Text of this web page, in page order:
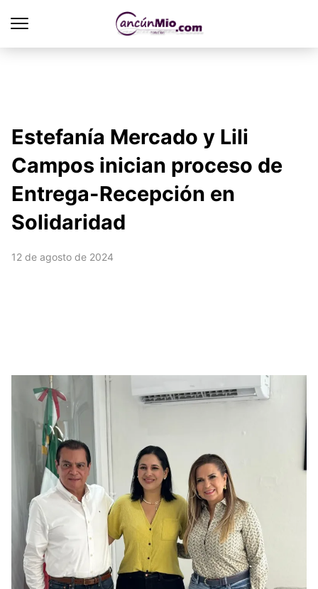
Estefanía Mercado y Lili
Campos inician proceso de
Entrega-Recepción en
Solidaridad
12 de agosto de 2024